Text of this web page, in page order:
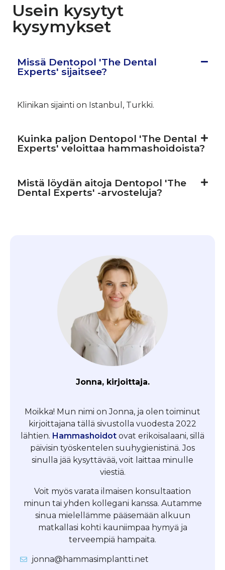
Usein kysytyt
kysymykset
Missä Dentopol 'The Dental
Experts' sijaitsee?
Klinikan sijainti on Istanbul, Turkki.
Kuinka paljon Dentopol 'The Dental
Experts' veloittaa hammashoidoista?
Mistä löydän aitoja Dentopol 'The
Dental Experts' -arvosteluja?
Jonna, kirjoittaja.
Moikka! Mun nimi on Jonna, ja olen toiminut
kirjoittajana tällä sivustolla vuodesta 2022
lähtien. Hammashoidot ovat erikoisalaani, sillä
päivisin työskentelen suuhygienistinä. Jos
sinulla jää kysyttävää, voit laittaa minulle
viestiä.
Voit myös varata ilmaisen konsultaation
minun tai yhden kollegani kanssa. Autamme
sinua mielellämme pääsemään alkuun
matkallasi kohti kauniimpaa hymyä ja
terveempiä hampaita.
jonna@hammasimplantti.net